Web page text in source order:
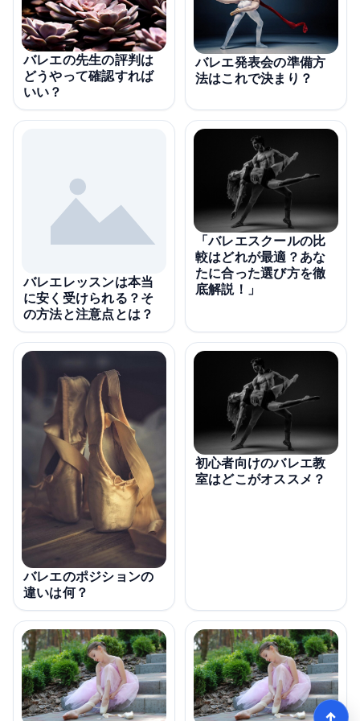
バレエの先生の評判は
どうやって確認すれば
いい？
バレエ発表会の準備方
法はこれで決まり？
バレエレッスンは本当
に安く受けられる？そ
の方法と注意点とは？
「バレエスクールの比
較はどれが最適？あな
たに合った選び方を徹
底解説！」
バレエのポジションの
違いは何？
初心者向けのバレエ教
室はどこがオススメ？
↑